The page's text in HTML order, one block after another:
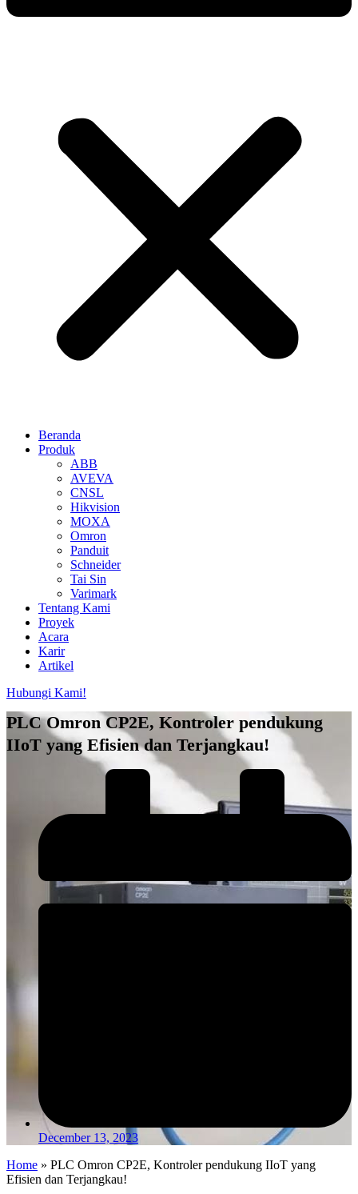
Beranda
Produk
ABB
AVEVA
CNSL
Hikvision
MOXA
Omron
Panduit
Schneider
Tai Sin
Varimark
Tentang Kami
Proyek
Acara
Karir
Artikel
Hubungi Kami!
PLC Omron CP2E, Kontroler pendukung
IIoT yang Efisien dan Terjangkau!
December 13, 2023
Home » PLC Omron CP2E, Kontroler pendukung IIoT yang
Efisien dan Terjangkau!